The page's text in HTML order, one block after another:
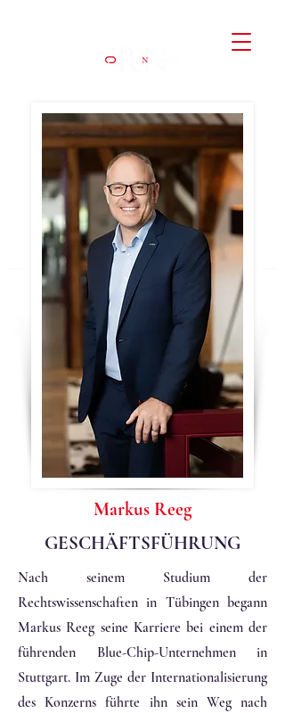
Markus Reeg
GESCHÄFTSFÜHRUNG
Nach seinem Studium der
Rechtswissenschaften in Tübingen begann
Markus Reeg seine Karriere bei einem der
führenden Blue-Chip-Unternehmen in
Stuttgart. Im Zuge der Internationalisierung
des Konzerns führte ihn sein Weg nach